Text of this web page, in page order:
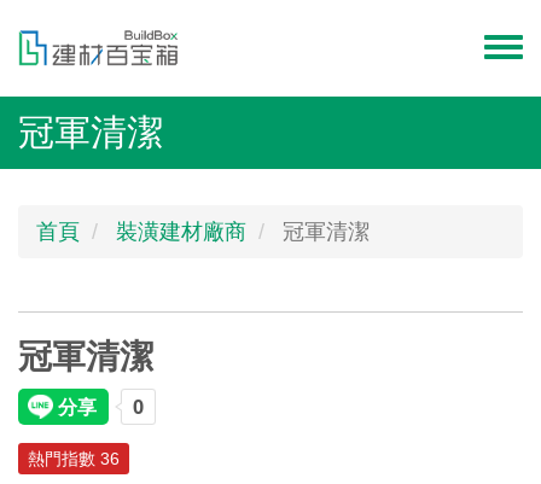
內
容
menu
冠軍清潔
首頁 裝潢建材廠商 冠軍清潔
冠軍清潔
熱門指數 36